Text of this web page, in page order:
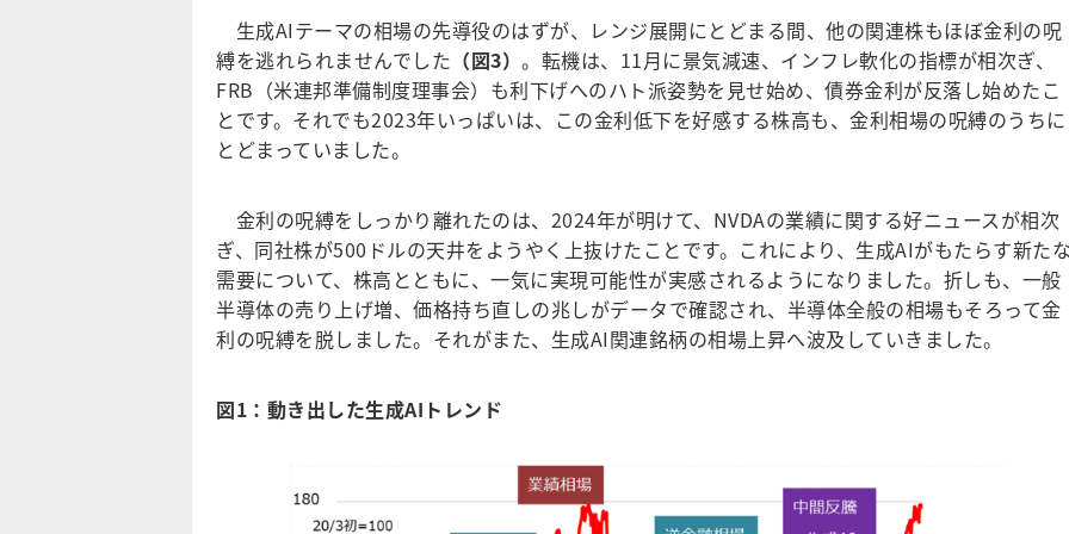
生成AIテーマの相場の先導役のはずが、レンジ展開にとどまる間、他の関連株もほぼ金利の呪
縛を逃れられませんでした （図3） 。転機は、11月に景気減速、インフレ軟化の指標が相次ぎ、
FRB（米連邦準備制度理事会）も利下げへのハト派姿勢を見せ始め、債券金利が反落し始めたこ
とです。それでも2023年いっぱいは、この金利低下を好感する株高も、金利相場の呪縛のうちに
とどまっていました。
金利の呪縛をしっかり離れたのは、2024年が明けて、NVDAの業績に関する好ニュースが相次
ぎ、同社株が500ドルの天井をようやく上抜けたことです。これにより、生成AIがもたらす新た
需要について、株高とともに、一気に実現可能性が実感されるようになりました。折しも、一般
半導体の売り上げ増、価格持ち直しの兆しがデータで確認され、半導体全般の相場もそろって金
利の呪縛を脱しました。それがまた、生成AI関連銘柄の相場上昇へ波及していきました。
図1：動き出した生成AIトレンド